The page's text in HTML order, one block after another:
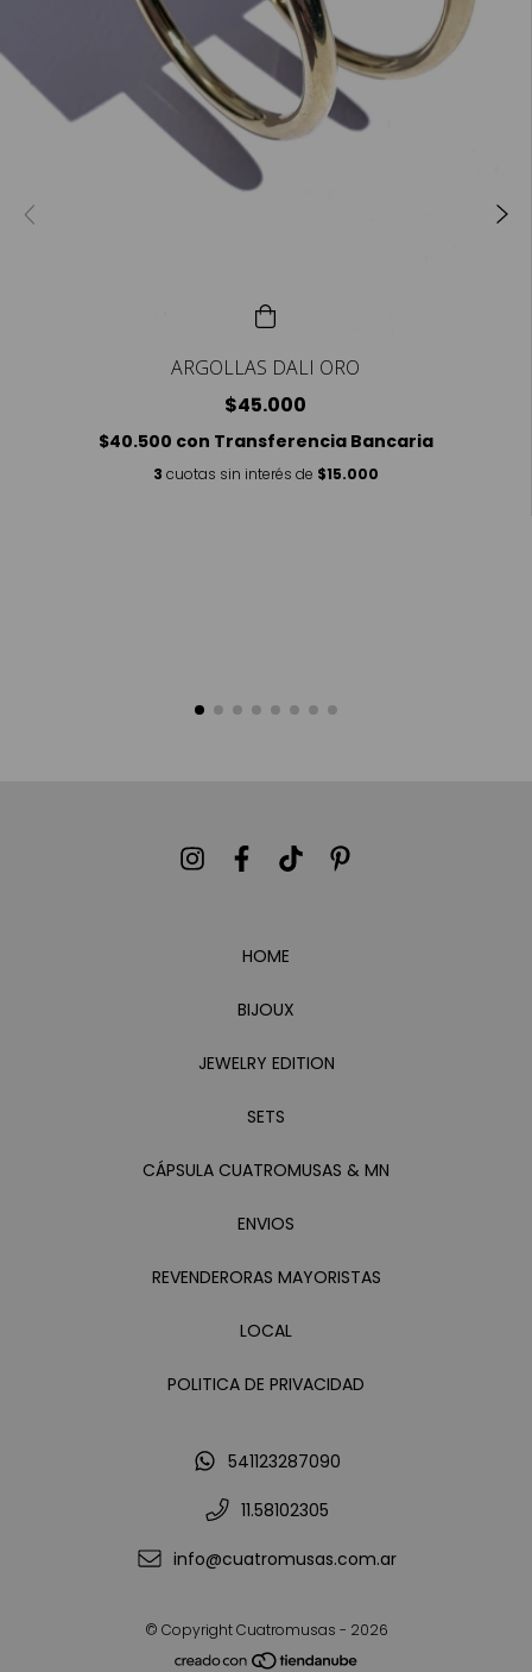
ARGOLLAS DALI ORO
$45.000
$40.500 con Transferencia Bancaria
3 cuotas sin interés de $15.000
HOME
BIJOUX
JEWELRY EDITION
SETS
CÁPSULA CUATROMUSAS & MN
ENVIOS
REVENDERORAS MAYORISTAS
LOCAL
POLITICA DE PRIVACIDAD
541123287090
11.58102305
info@cuatromusas.com.ar
© Copyright Cuatromusas - 2026